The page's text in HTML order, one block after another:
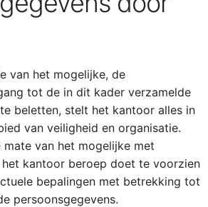
van het mogelijke, de
tot de in dit kader verzamelde
beletten, stelt het kantoor alles in
van veiligheid en organisatie.
mate van het mogelijke met
kantoor beroep doet te voorzien
bepalingen met betrekking tot
persoonsgegevens.